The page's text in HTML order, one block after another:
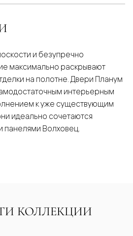
и безупречно
максимально раскрывают
на полотне. Двери Планум
интерьерным
к уже существующим
идеально сочетаются
панелями Волховец.
КОЛЛЕКЦИИ